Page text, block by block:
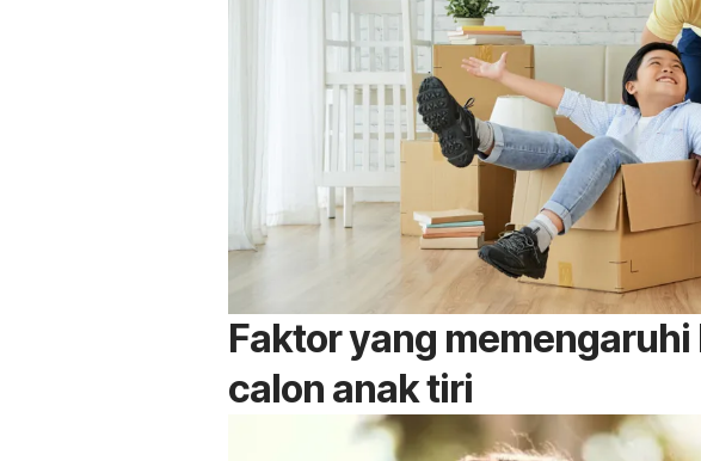
Faktor yang
calon anak tiri